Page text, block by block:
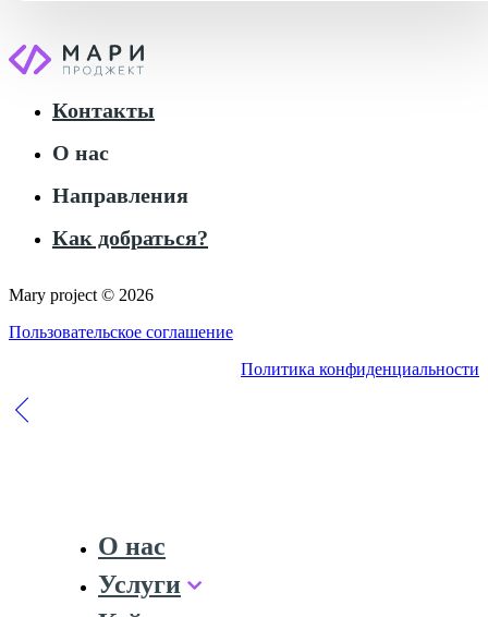
Контакты
О нас
Направления
Как добраться?
Mary project © 2026
Пользовательское соглашение
Политика конфиденциальности
О нас
Услуги